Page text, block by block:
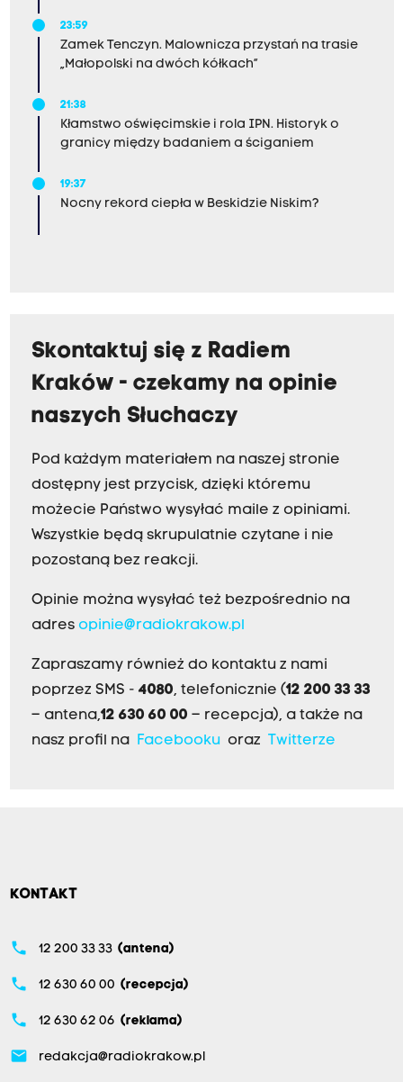
23:59
Zamek Tenczyn. Malownicza przystań na trasie
„Małopolski na dwóch kółkach”
21:38
Kłamstwo oświęcimskie i rola IPN. Historyk o
granicy między badaniem a ściganiem
19:37
Nocny rekord ciepła w Beskidzie Niskim?
Skontaktuj się z Radiem
Kraków - czekamy na opinie
naszych Słuchaczy
Pod każdym materiałem na naszej stronie
dostępny jest przycisk, dzięki któremu
możecie Państwo wysyłać maile z opiniami.
Wszystkie będą skrupulatnie czytane i nie
pozostaną bez reakcji.
Opinie można wysyłać też bezpośrednio na
adres opinie@radiokrakow.pl
Zapraszamy również do kontaktu z nami
poprzez SMS - 4080, telefonicznie (12 200 33 33
– antena,12 630 60 00 – recepcja), a także na
nasz profil na
Facebookuoraz Twitterze
KONTAKT
phone 12 200 33 33 (antena)
phone 12 630 60 00 (recepcja)
phone 12 630 62 06 (reklama)
email redakcja@radiokrakow.pl